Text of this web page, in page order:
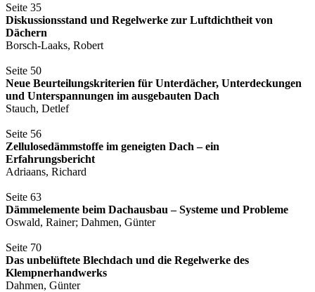
Seite 35
Diskussionsstand und Regelwerke zur Luftdichtheit von
Dächern
Borsch-Laaks, Robert
Seite 50
Neue Beurteilungskriterien für Unterdächer, Unterdeckungen
und Unterspannungen im ausgebauten Dach
Stauch, Detlef
Seite 56
Zellulosedämmstoffe im geneigten Dach – ein
Erfahrungsbericht
Adriaans, Richard
Seite 63
Dämmelemente beim Dachausbau – Systeme und Probleme
Oswald, Rainer; Dahmen, Günter
Seite 70
Das unbelüftete Blechdach und die Regelwerke des
Klempnerhandwerks
Dahmen, Günter